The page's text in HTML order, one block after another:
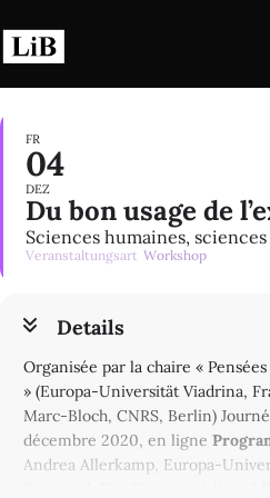
Inhalt
springen
FR
04
DEZ
Du bon usage de
Sciences humaines,
Veranstaltungsart Workshop
Details
Organisée par la chaire «
» (Europa-Universität Viadrina,
Marc-Bloch, CNRS, Berlin)
décembre 2020, en ligne
Andrea Allerkamp, Europa-